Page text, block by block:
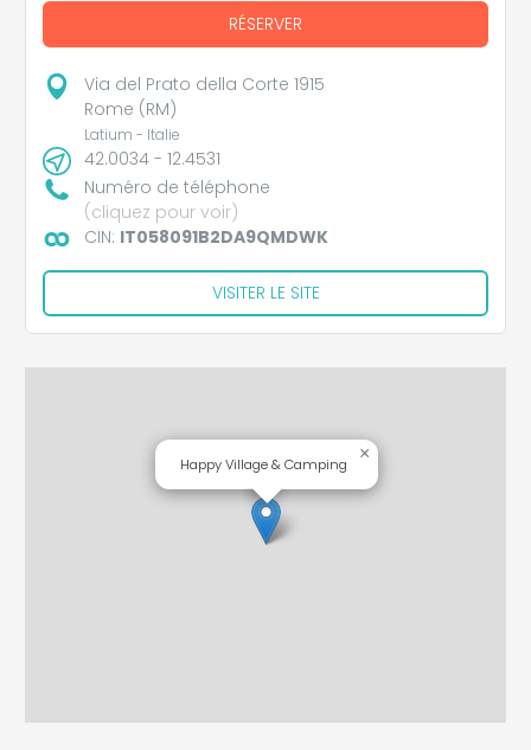
RÉSERVER
Via del Prato della Corte 1915
Rome (RM)
Latium - Italie
42.0034 - 12.4531
Numéro de téléphone
(cliquez pour voir)
CIN: IT058091B2DA9QMDWK
VISITER LE SITE
Happy Village & Camping
×